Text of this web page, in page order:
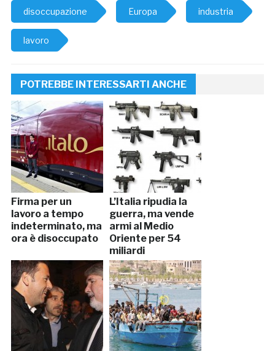
disoccupazione Europa industria
lavoro
POTREBBE INTERESSARTI ANCHE
Firma per un
lavoro a tempo
indeterminato, ma
ora è disoccupato
L’Italia ripudia la
guerra, ma vende
armi al Medio
Oriente per 54
miliardi